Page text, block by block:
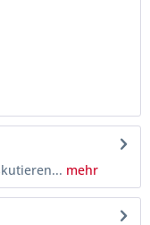
mehr